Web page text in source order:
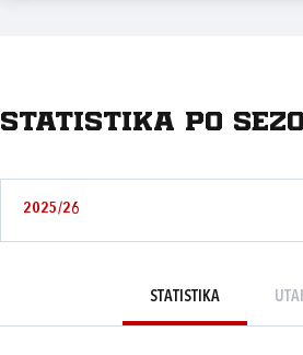
Statistika po
2025/26
STATISTIKA